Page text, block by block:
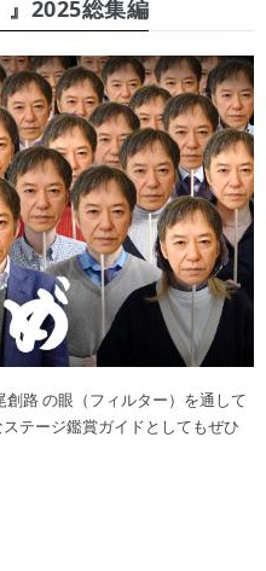
2025総集編
路 の眼（フィルター）を通して
テージ鑑賞ガイドとしてもぜひ